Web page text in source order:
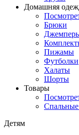
Домашняя
Брюки
Пижамы
Футболки
Халаты
Шорты
Товары
Детям